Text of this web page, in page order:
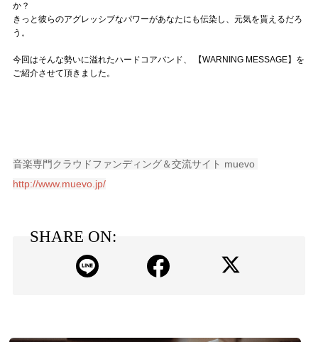
か？
きっと彼らのアグレッシブなパワーがあなたにも伝染し、元気を貰えるだろ
う。
今回はそんな勢いに溢れたハードコアバンド、 【WARNING MESSAGE】を
ご紹介させて頂きました。
音楽専門クラウドファンディング＆交流サイト muevo
http://www.muevo.jp/
SHARE ON: